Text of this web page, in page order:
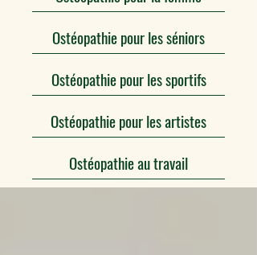
Ostéopathie pour les séniors
Ostéopathie pour les sportifs
Ostéopathie pour les artistes
Ostéopathie au travail